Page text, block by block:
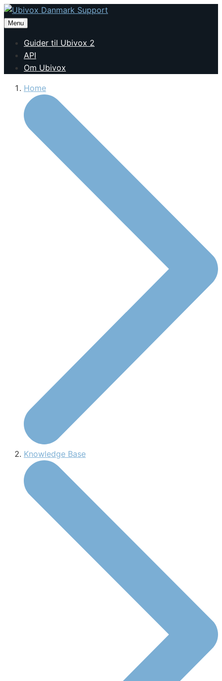
Menu
Guider til Ubivox 2
API
Om Ubivox
Home
Knowledge Base